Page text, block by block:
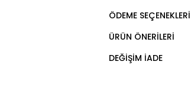
ÖDEME SEÇENEKLERI
ÜRÜN ÖNERILERI
DEĞIŞIM İADE